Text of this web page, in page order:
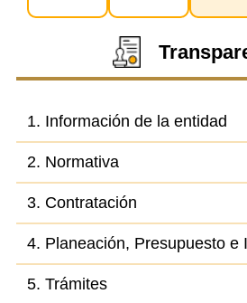
1. Información de la entidad
2. Normativa
3. Contratación
4. Planeación, Presupuesto e
5. Trámites